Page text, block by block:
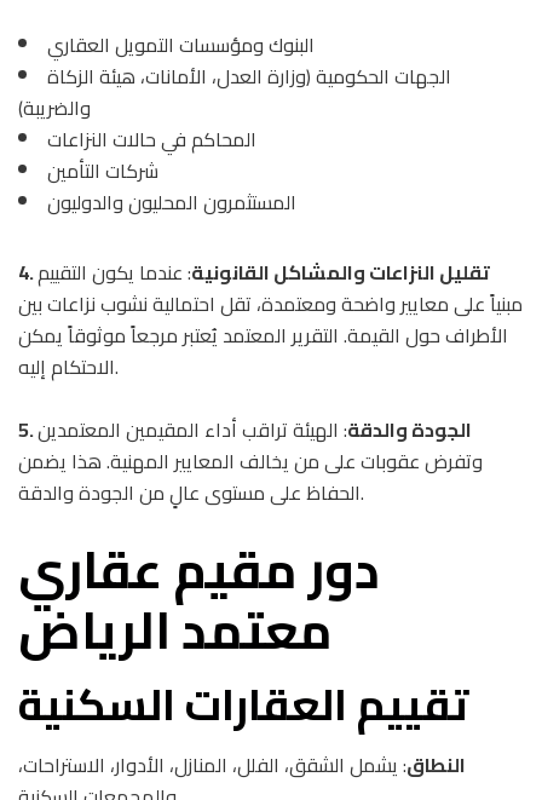
البنوك ومؤسسات التمويل العقاري
الجهات الحكومية (وزارة العدل، الأمانات، هيئة الزكاة
والضريبة)
المحاكم في حالات النزاعات
شركات التأمين
المستثمرون المحليون والدوليون
4. تقليل النزاعات والمشاكل القانونية: عندما يكون التقييم
مبنياً على معايير واضحة ومعتمدة، تقل احتمالية نشوب نزاعات بين
الأطراف حول القيمة. التقرير المعتمد يُعتبر مرجعاً موثوقاً يمكن
الاحتكام إليه.
5. الجودة والدقة: الهيئة تراقب أداء المقيمين المعتمدين
وتفرض عقوبات على من يخالف المعايير المهنية. هذا يضمن
الحفاظ على مستوى عالٍ من الجودة والدقة.
دور مقيم عقاري
معتمد الرياض
تقييم العقارات السكنية
النطاق: يشمل الشقق، الفلل، المنازل، الأدوار، الاستراحات،